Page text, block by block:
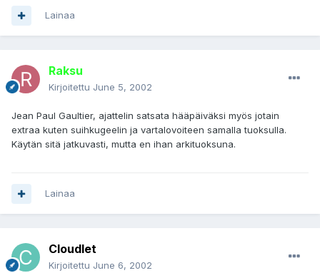
Lainaa
Raksu
Kirjoitettu June 5, 2002
Jean Paul Gaultier, ajattelin satsata hääpäiväksi myös jotain
extraa kuten suihkugeelin ja vartalovoiteen samalla tuoksulla.
Käytän sitä jatkuvasti, mutta en ihan arkituoksuna.
Lainaa
Cloudlet
Kirjoitettu June 6, 2002